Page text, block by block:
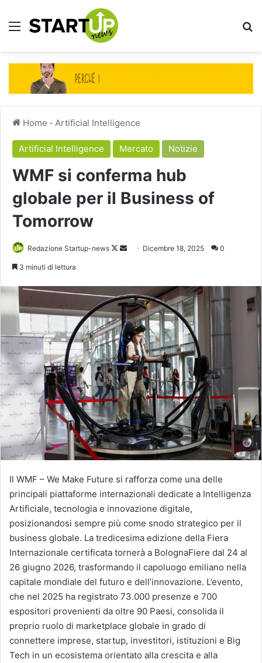
Menu
Home - Artificial Intelligence
Artificial Intelligence Mercato Notizie
WMF si conferma hub
globale per il Business of
Tomorrow
Redazione Startup-news
Follow
Invia Dicembre 18, 2025 0
3 minuti di lettura
Il WMF – We Make Future si rafforza come una delle
principali piattaforme internazionali dedicate a Intelligenza
Artificiale, tecnologia e innovazione digitale,
posizionandosi sempre più come snodo strategico per il
business globale. La tredicesima edizione della Fiera
Internazionale certificata tornerà a BolognaFiere dal 24 al
26 giugno 2026, trasformando il capoluogo emiliano nella
capitale mondiale del futuro e dell’innovazione. L’evento,
che nel 2025 ha registrato 73.000 presenze e 700
espositori provenienti da oltre 90 Paesi, consolida il
proprio ruolo di marketplace globale in grado di
connettere imprese, startup, investitori, istituzioni e Big
Tech in un ecosistema orientato alla crescita e alla